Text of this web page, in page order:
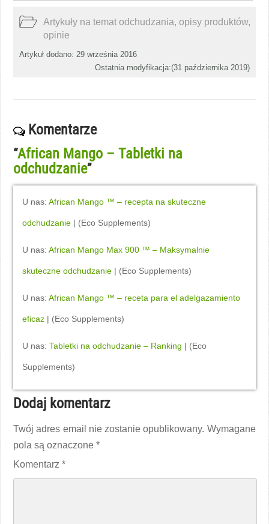
Artykuły na temat odchudzania, opisy produktów,
opinie
Artykuł dodano: 29 września 2016
Ostatnia modyfikacja:(31 października 2019)
Komentarze
“African Mango – Tabletki na
odchudzanie”
U nas:African Mango ™ – recepta na skuteczne
odchudzanie | (Eco Supplements)
U nas:African Mango Max 900 ™ – Maksymalnie
skuteczne odchudzanie | (Eco Supplements)
U nas:African Mango ™ – receta para el adelgazamiento
eficaz | (Eco Supplements)
U nas:Tabletki na odchudzanie – Ranking | (Eco
Supplements)
Dodaj komentarz
Twój adres email nie zostanie opublikowany. Wymagane
pola są oznaczone*
Komentarz*